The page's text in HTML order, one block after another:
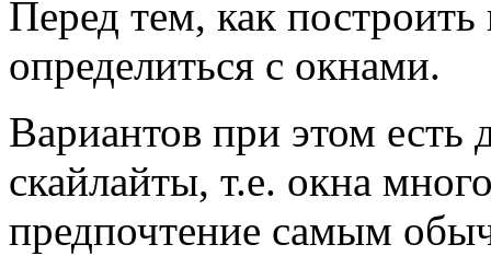
Перед тем, как
определиться с окнами.
Вариантов при этом есть
скайлайты, т.е. окна
предпочтение самым